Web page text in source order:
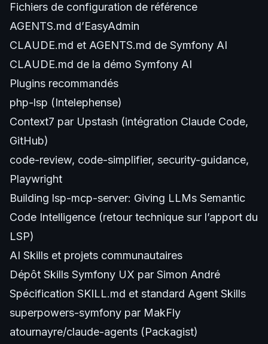
Fichiers de configuration de référence
AGENTS.md d’EasyAdmin
CLAUDE.md et AGENTS.md de Symfony AI
CLAUDE.md de la démo Symfony AI
Plugins recommandés
php-lsp (Intelephense)
Context7 par Upstash (intégration Claude Code,
GitHub)
code-review, code-simplifier, security-guidance,
Playwright
Building lsp-mcp-server: Giving LLMs Semantic
Code Intelligence (retour technique sur l’apport du
LSP)
AI Skills et projets communautaires
Dépôt Skills Symfony UX par Simon André
Spécification SKILL.md et standard Agent Skills
superpowers-symfony par MakFly
atournayre/claude-agents (Packagist)